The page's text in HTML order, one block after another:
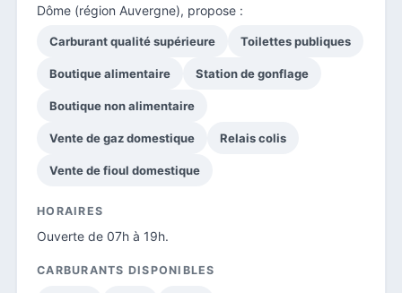
Dôme (région Auvergne), propose :
Carburant qualité supérieure Toilettes publiques
Boutique alimentaire Station de gonflage
Boutique non alimentaire
Vente de gaz domestique Relais colis
Vente de fioul domestique
HORAIRES
Ouverte de 07h à 19h.
CARBURANTS DISPONIBLES